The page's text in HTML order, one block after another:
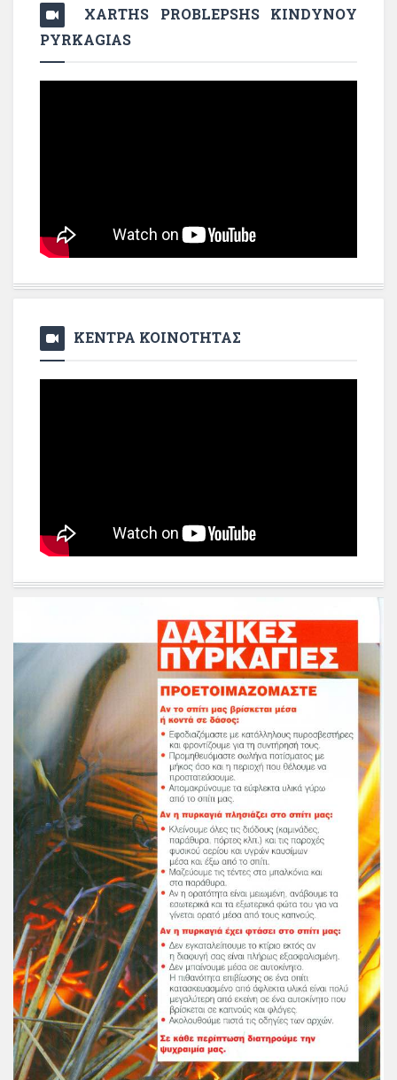
XARTHS PROBLEPSHS KINDYNOY
PYRKAGIAS
ΚΕΝΤΡΑ ΚΟΙΝΟΤΗΤΑΣ